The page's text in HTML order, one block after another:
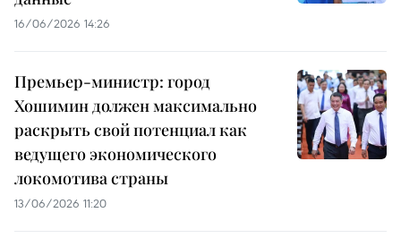
16/06/2026 14:26
Премьер-министр: город
Хошимин должен максимально
раскрыть свой потенциал как
ведущего экономического
локомотива страны
13/06/2026 11:20